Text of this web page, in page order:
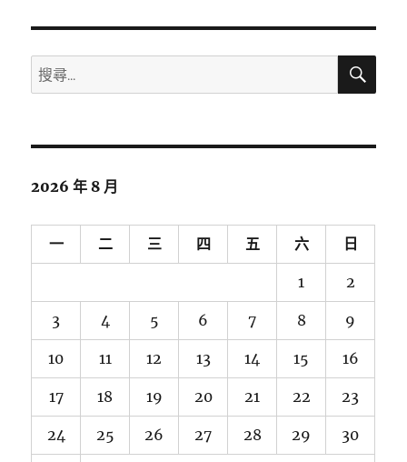
搜
尋
鍵
搜
2026 年 8 月
一 二 三 四 五 六 日
1 2
3 4 5 6 7 8 9
10 11 12 13 14 15 16
17 18 19 20 21 22 23
24 25 26 27 28 29 30